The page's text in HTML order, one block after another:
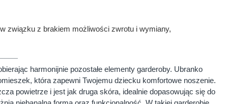
związku z brakiem możliwości zwrotu i wymiany,
harmonijnie pozostałe elementy garderoby. Ubranko
która zapewni Twojemu dziecku komfortowe noszenie.
powietrze i jest jak druga skóra, idealnie dopasowując się do